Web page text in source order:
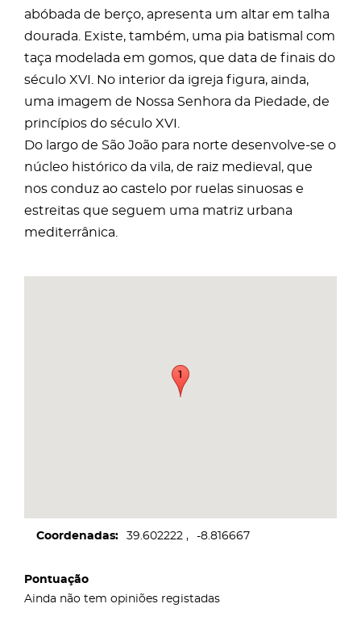
abóbada de berço, apresenta um altar em talha
dourada. Existe, também, uma pia batismal com
taça modelada em gomos, que data de finais do
século XVI. No interior da igreja figura, ainda,
uma imagem de Nossa Senhora da Piedade, de
princípios do século XVI.
Do largo de São João para norte desenvolve-se o
núcleo histórico da vila, de raiz medieval, que
nos conduz ao castelo por ruelas sinuosas e
estreitas que seguem uma matriz urbana
mediterrânica.
Coordenadas 39.602222 -8.816667
Pontuação
Ainda não tem opiniões registadas